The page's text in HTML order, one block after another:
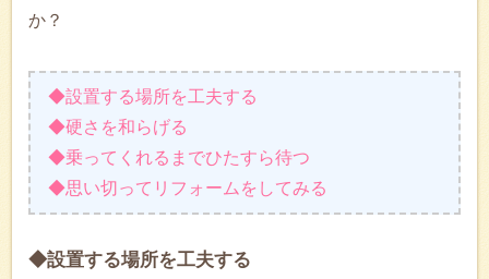
か？
◆設置する場所を工夫する
◆硬さを和らげる
◆乗ってくれるまでひたすら待つ
◆思い切ってリフォームをしてみる
◆設置する場所を工夫する